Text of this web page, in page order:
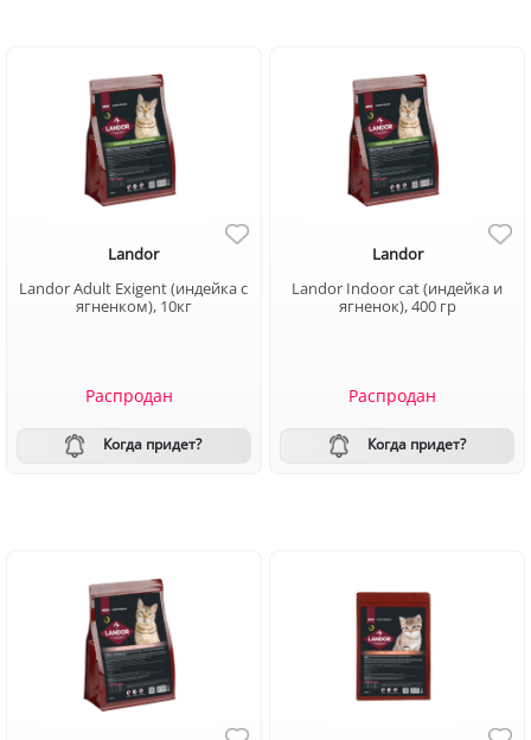
Landor
Landor Adult Exigent (индейка с
ягненком), 10кг
Распродан
Когда придет?
Landor
Landor Indoоr cat (индейка и
ягненок), 400 гр
Распродан
Когда придет?